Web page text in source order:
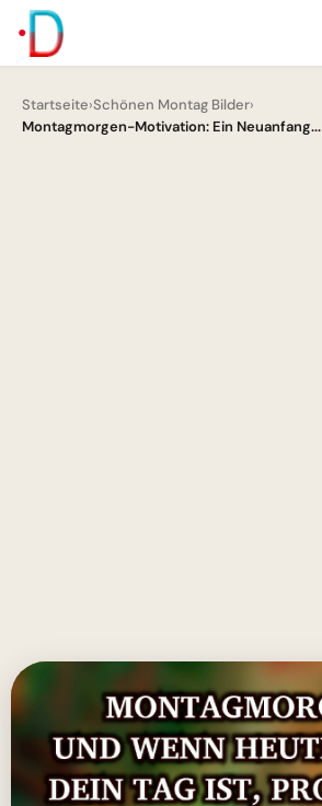
Startseite›Schönen Montag Bilder›
Montagmorgen-Motivation: Ein Neuanfang...